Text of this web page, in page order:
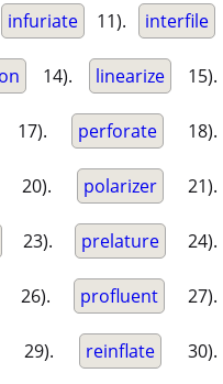
infuriate 11). interfile
14). linearize 15).
17). perforate 18).
20). polarizer 21).
23). prelature 24).
26). profluent 27).
29). reinflate 30).